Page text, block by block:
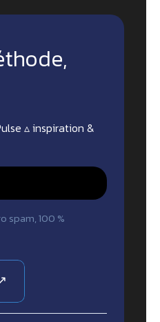
▵ inspiration &
spam, 100 %